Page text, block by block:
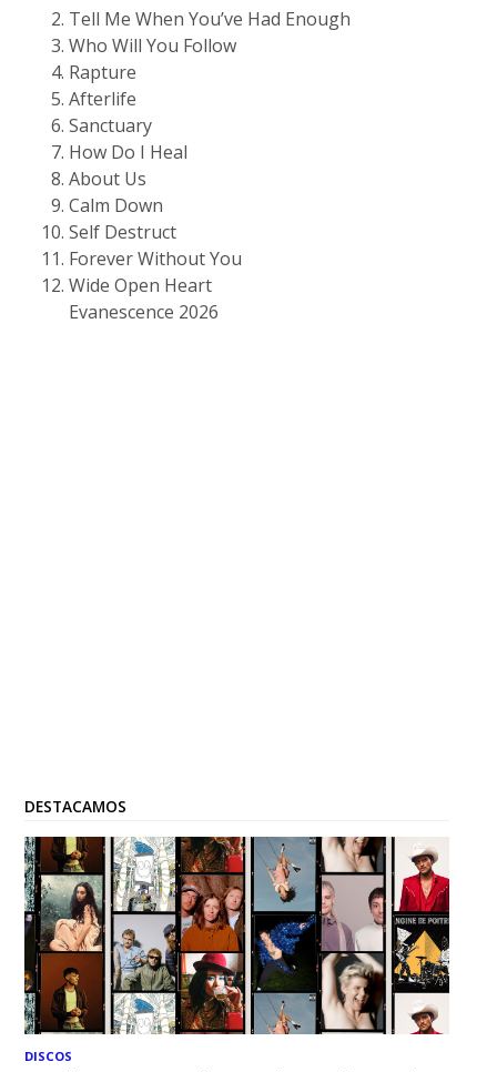
Tell Me When You’ve Had Enough
Who Will You Follow
Rapture
Afterlife
Sanctuary
How Do I Heal
About Us
Calm Down
Self Destruct
Forever Without You
Wide Open Heart
Evanescence 2026
DESTACAMOS
DISCOS